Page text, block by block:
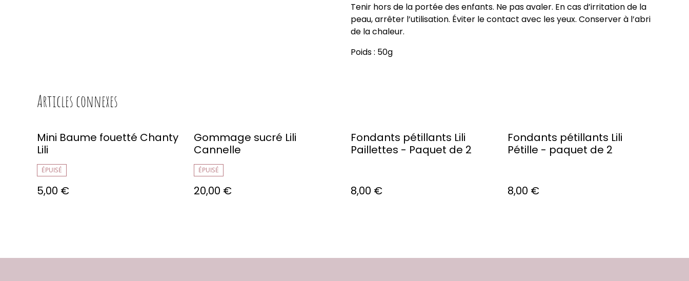
Tenir hors de la portée des enfants. Ne pas avaler. En cas d’irritation de la
peau, arrêter l’utilisation. Éviter le contact avec les yeux. Conserver à l’abri
de la chaleur.
Poids : 50g
Articles connexes
Mini Baume fouetté Chanty
Lili
ÉPUISÉ
5,00 €
Gommage sucré Lili
Cannelle
ÉPUISÉ
20,00 €
Fondants pétillants Lili
Paillettes - Paquet de 2
8,00 €
Fondants pétillants Lili
Pétille - paquet de 2
8,00 €